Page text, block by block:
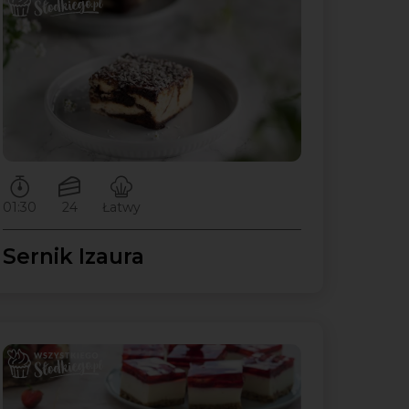
Czas przygotowywania:
01:30
Ilość porcji:
24
Poziom trudności:
Łatwy
Sernik Izaura